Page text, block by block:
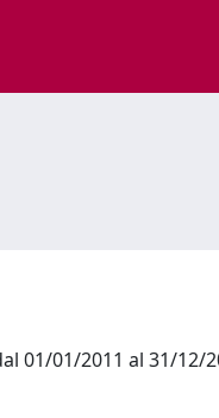
01/01/2011 al 31/12/